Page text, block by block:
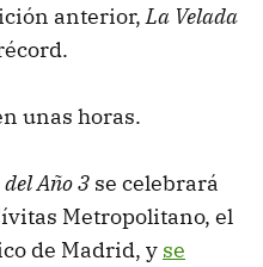
anterior,La Velada
unas horas.
Año 3 se celebrará
Metropolitano, el
de Madrid, y se